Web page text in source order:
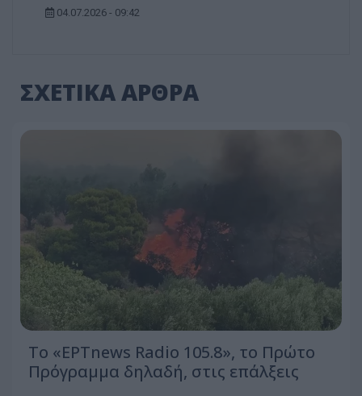
04.07.2026 - 09:42
ΣΧΕΤΙΚΑ ΑΡΘΡΑ
Το «ΕΡΤnews Radio 105.8», το Πρώτο
Πρόγραμμα δηλαδή, στις επάλξεις